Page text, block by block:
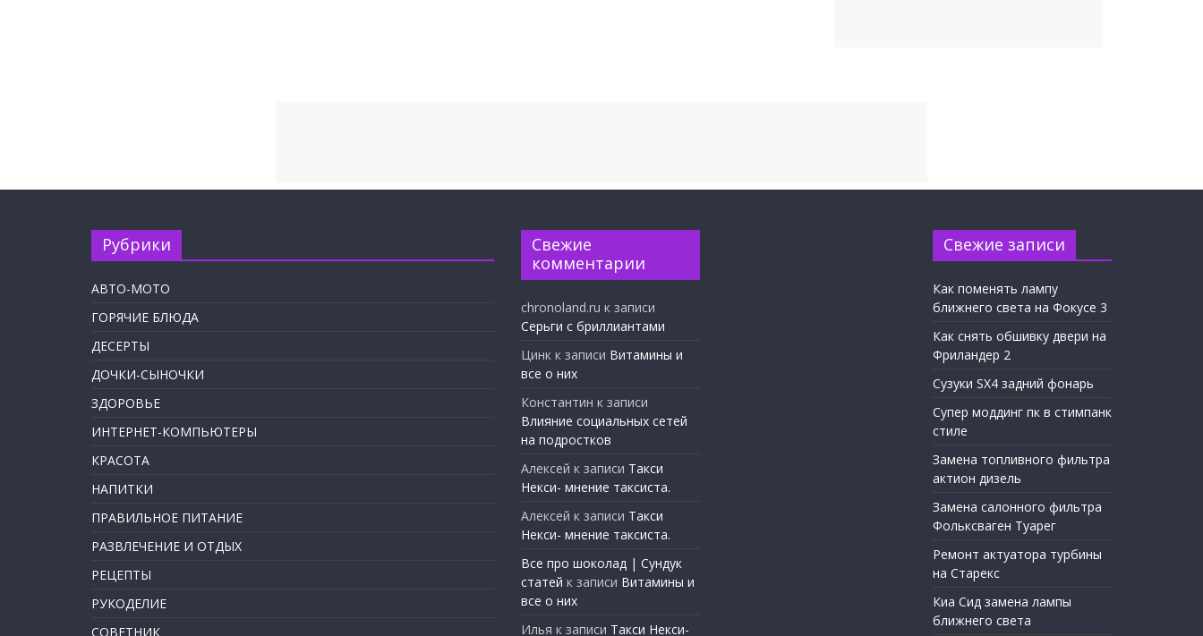
Рубрики
АВТО-МОТО
ГОРЯЧИЕ БЛЮДА
ДЕСЕРТЫ
ДОЧКИ-СЫНОЧКИ
ЗДОРОВЬЕ
ИНТЕРНЕТ-КОМПЬЮТЕРЫ
КРАСОТА
НАПИТКИ
ПРАВИЛЬНОЕ ПИТАНИЕ
РАЗВЛЕЧЕНИЕ И ОТДЫХ
РЕЦЕПТЫ
РУКОДЕЛИЕ
СОВЕТНИК
Свежие
комментарии
chronoland.ru к записи
Серьги с бриллиантами
Цинк к записи Витамины и
все о них
Константин к записи
Влияние социальных сетей
на подростков
Алексей к записи Такси
Некси- мнение таксиста.
Алексей к записи Такси
Некси- мнение таксиста.
Все про шоколад | Сундук
статей к записи Витамины и
все о них
Илья к записи Такси Некси-
Свежие записи
Как поменять лампу
ближнего света на Фокусе 3
Как снять обшивку двери на
Фриландер 2
Сузуки SX4 задний фонарь
Супер моддинг пк в стимпанк
стиле
Замена топливного фильтра
актион дизель
Замена салонного фильтра
Фольксваген Туарег
Ремонт актуатора турбины
на Старекс
Киа Сид замена лампы
ближнего света